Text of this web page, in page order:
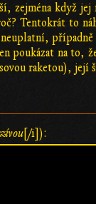
zejména když
Tentokrát to
poukázat na
raketou), její
[/i]):